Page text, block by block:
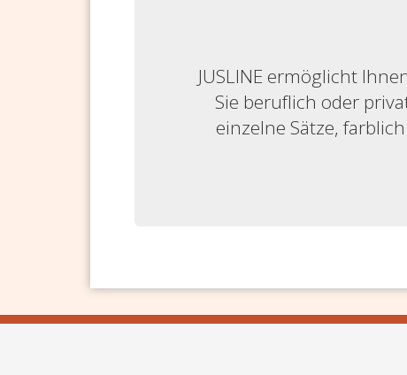
JUSLINE ermöglicht
Sie beruflich oder
einzelne Sätze,